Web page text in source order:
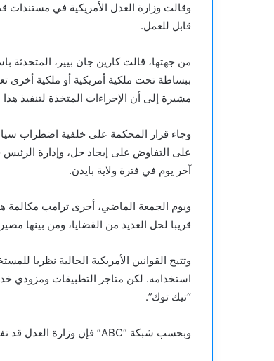
وقالت وزارة العدل الأمريكية في مستندات
قابل للعمل.
من جهتها، قالت كارين جان بيير، المتحدثة
ببساطة تحت ملكية أمريكية أو ملكية أخرى
مشيرة إلى أن الإجراءات المتخذة لتنفيذ
وجاء قرار المحكمة على خلفية اضطراب
على التفاوض على إيجاد حل، وإدارة الرئيس
آخر يوم في فترة ولاية بايدن.
ويوم الجمعة الماضي، أجرى ترامب مكالمة
قريبا لحل العديد من القضايا، ومن بينها
استخدامه. لكن متاجر التطبيقات ومزودي
“تيك توك”.
وبحسب شبكة “ABC” فإن وزارة العدل قد تفرض غرامات تصل إلى 5 آلاف دولار لكل مستخدم في حالة المخالفة.